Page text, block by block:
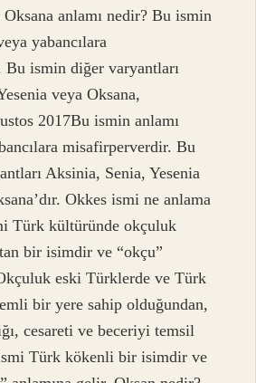
anlamı nedir? Bu ismin
yabancılara
ismin diğer varyantları
veya Oksana,
2017Bu ismin anlamı
misafirperverdir. Bu
Aksinia, Senia, Yesenia
Okkes ismi ne anlama
Türk kültüründe okçuluk
bir isimdir ve “okçu”
eski Türklerde ve Türk
bir yere sahip olduğundan,
cesareti ve beceriyi temsil
Türk kökenli bir isimdir ve